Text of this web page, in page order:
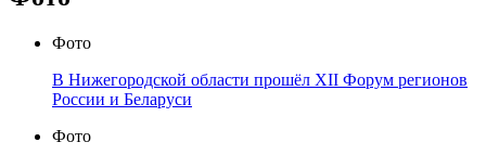
Фото
В Нижегородской области прошёл XII Форум регионов
России и Беларуси
Фото